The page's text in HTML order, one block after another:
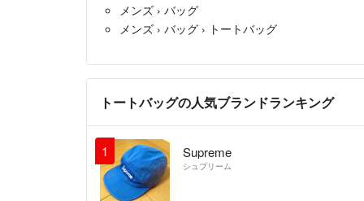
メンズ › バッグ
メンズ › バッグ › トートバッグ
トートバッグの人気ブランドランキング
1 Supreme
シュプリーム